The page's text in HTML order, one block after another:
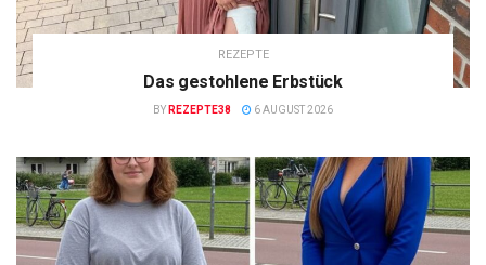
REZEPTE
Das gestohlene Erbstück
BY REZEPTE38 6 AUGUST 2026